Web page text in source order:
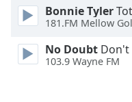
Bonnie Tyler
181.FM Mellow
No Doubt Don't
103.9 Wayne FM